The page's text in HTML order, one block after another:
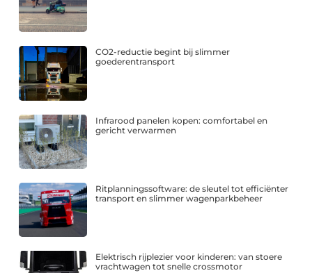
CO2-reductie begint bij slimmer
goederentransport
Infrarood panelen kopen: comfortabel en
gericht verwarmen
Ritplanningssoftware: de sleutel tot efficiënter
transport en slimmer wagenparkbeheer
Elektrisch rijplezier voor kinderen: van stoere
vrachtwagen tot snelle crossmotor